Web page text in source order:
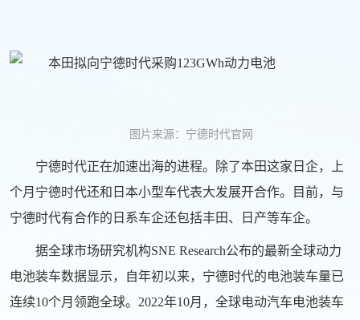
图片来源：宁德时代官网
宁德时代正在加速出海的进程。除了本田这家日企，上
个月宁德时代还和日本小型车代表大发展开合作。目前，与
宁德时代有合作的日系车企还包括丰田、日产等车企。
据全球市场研究机构SNE Research公布的最新全球动力
电池装车数据显示，自年初以来，宁德时代的电池装车量已
连续10个月领跑全球。2022年10月，全球电动汽车电池装车